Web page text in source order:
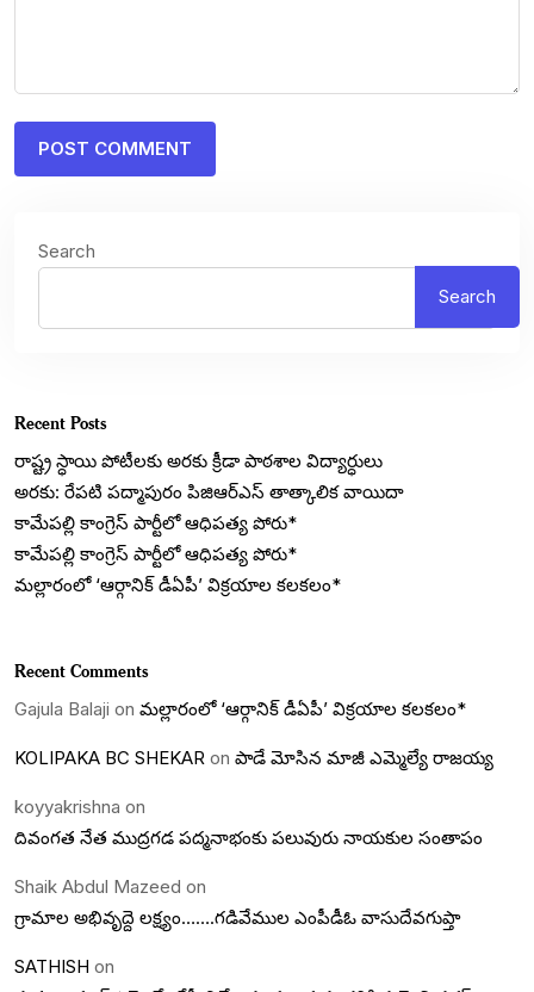
Search
Search
Recent Posts
రాష్ట్ర స్ధాయి పోటీలకు అరకు క్రీడా పాఠశాల విద్యార్ధులు
అరకు: రేపటి పద్మాపురం పిజిఆర్ఎస్ తాత్కాలిక వాయిదా
కామేపల్లి కాంగ్రెస్ పార్టీలో ఆధిపత్య పోరు*
కామేపల్లి కాంగ్రెస్ పార్టీలో ఆధిపత్య పోరు*
మల్లారంలో ‘ఆర్గానిక్ డీఏపీ’ విక్రయాల కలకలం*
Recent Comments
Gajula Balaji on మల్లారంలో ‘ఆర్గానిక్ డీఏపీ’ విక్రయాల కలకలం*
KOLIPAKA BC SHEKAR on పాడే మోసిన మాజీ ఎమ్మెల్యే రాజయ్య
koyyakrishna on
దివంగత నేత ముద్రగడ పద్మనాభంకు పలువురు నాయకుల సంతాపం
Shaik Abdul Mazeed on
గ్రామాల అభివృద్దె లక్ష్యం…….గడివేముల ఎంపీడీఓ వాసుదేవగుప్తా
SATHISH on